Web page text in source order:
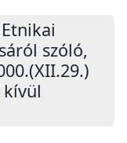
szóló,